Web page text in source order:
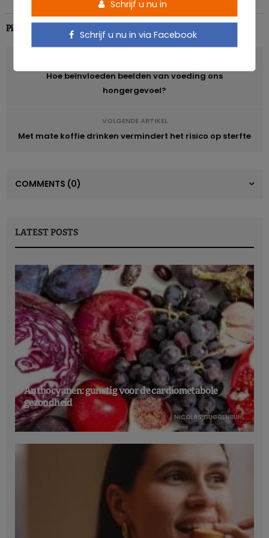
Pierre Pérochon
Hoe beïnvloeden beelden van voeding ons
hongergevoel?
VOLGENDE ARTIKEL
Met mate koffie drinken vermindert het risico op sterfte
COMMENTS (0)
LATEST POSTS
Anthocyanen: gunstig voor de cardiometabole
gezondheid
NICOLAS GUGGENBÜHL
Schrijf u nu in
Schrijf u nu in via Facebook